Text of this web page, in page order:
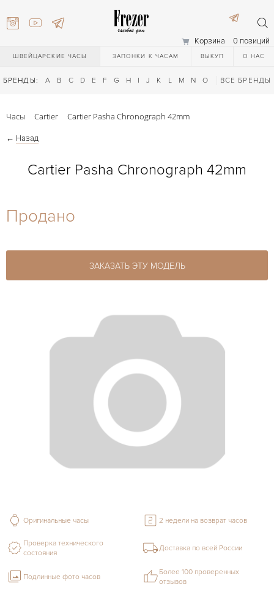
Корзина 0 позиций
ШВЕЙЦАРСКИЕ ЧАСЫ ЗАПОНКИ К ЧАСАМ ВЫКУП О НАС
БРЕНДЫ: A B C D E F G H I J K L M N O Q R S T
ВСЕ БРЕНДЫ
27-44
27-44
Часы Cartier Cartier Pasha Chronograph 42mm
← Назад
Cartier Pasha Chronograph 42mm
Продано
ЗАКАЗАТЬ ЭТУ МОДЕЛЬ
Оригинальные часы 2 недели на возврат часов
Проверка технического
состояния
Доставка по всей России
Подлинные фото часов
Более 100 проверенных
отзывов